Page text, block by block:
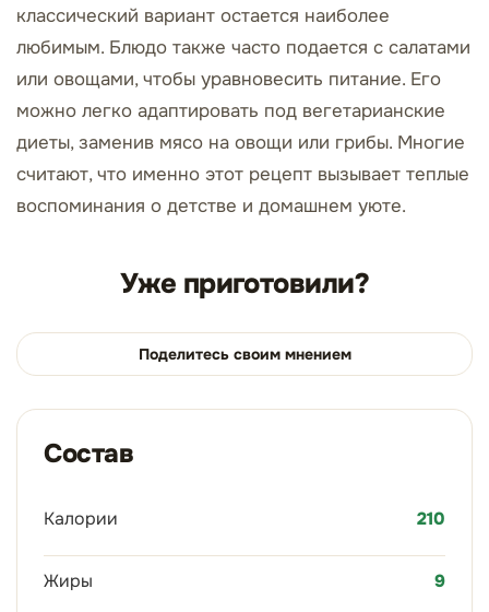
классический вариант остается наиболее
любимым. Блюдо также часто подается с салатами
или овощами, чтобы уравновесить питание. Его
можно легко адаптировать под вегетарианские
диеты, заменив мясо на овощи или грибы. Многие
считают, что именно этот рецепт вызывает теплые
воспоминания о детстве и домашнем уюте.
Уже приготовили?
Поделитесь своим мнением
Состав
Калории 210
Жиры 9